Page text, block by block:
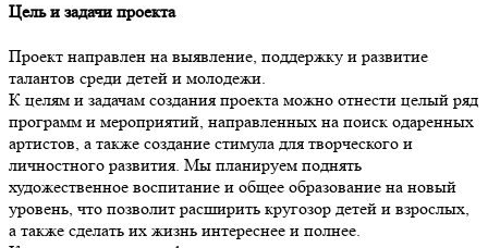
Цель и задачи проекта
Проект направлен на выявление, поддержку и развитие
талантов среди детей и молодежи.
К целям и задачам создания проекта можно отнести целый ряд
программ и мероприятий, направленных на поиск одаренных
артистов, а также создание стимула для творческого и
личностного развития. Мы планируем поднять
художественное воспитание и общее образование на новый
уровень, что позволит расширить кругозор детей и взрослых,
а также сделать их жизнь интереснее и полнее.